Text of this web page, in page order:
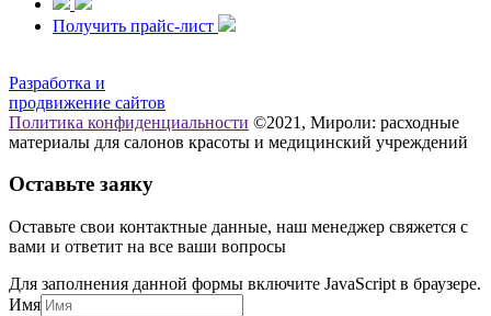
Получить прайс-лист
Разработка и
продвижение сайтов
Политика конфиденциальности ©2021, Мироли: расходные
материалы для салонов красоты и медицинский учреждений
Оставьте заяку
Оставьте свои контактные данные, наш менеджер свяжется с
вами и ответит на все ваши вопросы
Для заполнения данной формы включите JavaScript в браузере.
Имя